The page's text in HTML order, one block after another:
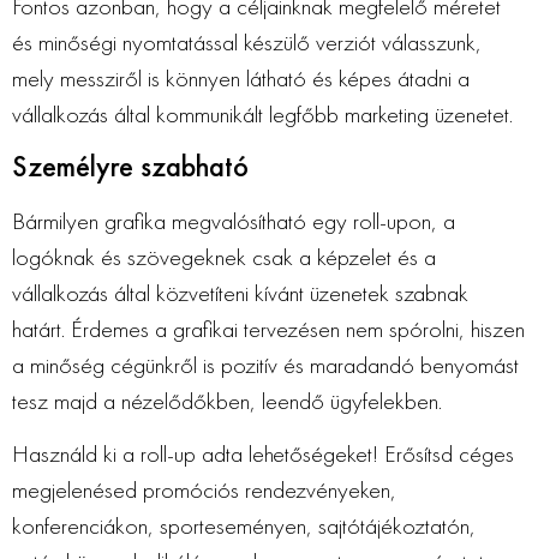
Fontos azonban, hogy a céljainknak megfelelő méretet
és minőségi nyomtatással készülő verziót válasszunk,
mely messziről is könnyen látható és képes átadni a
vállalkozás által kommunikált legfőbb marketing üzenetet.
Személyre szabható
Bármilyen grafika megvalósítható egy roll-upon, a
logóknak és szövegeknek csak a képzelet és a
vállalkozás által közvetíteni kívánt üzenetek szabnak
határt. Érdemes a grafikai tervezésen nem spórolni, hiszen
a minőség cégünkről is pozitív és maradandó benyomást
tesz majd a nézelődőkben, leendő ügyfelekben.
Használd ki a roll-up adta lehetőségeket! Erősítsd céges
megjelenésed promóciós rendezvényeken,
konferenciákon, sporteseményen, sajtótájékoztatón,